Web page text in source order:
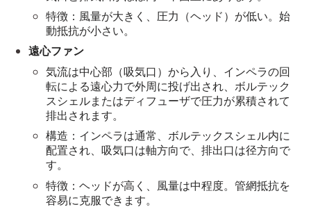
特徴：風量が大きく、圧力（ヘッド）が低い。始
動抵抗が小さい。
遠心ファン
気流は中心部（吸気口）から入り、インペラの回
転による遠心力で外周に投げ出され、ボルテック
スシェルまたはディフューザで圧力が累積されて
排出されます。
構造：インペラは通常、ボルテックスシェル内に
配置され、吸気口は軸方向で、排出口は径方向で
す。
特徴：ヘッドが高く、風量は中程度。管網抵抗を
容易に克服できます。